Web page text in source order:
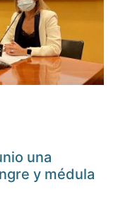
una
y médula